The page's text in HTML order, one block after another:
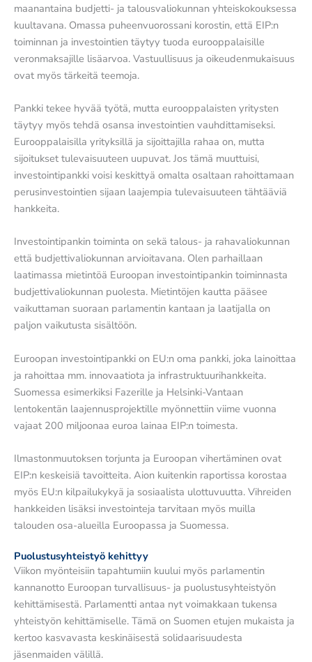
maanantaina budjetti- ja talousvaliokunnan yhteiskokouksessa
kuultavana. Omassa puheenvuorossani korostin, että EIP:n
toiminnan ja investointien täytyy tuoda eurooppalaisille
veronmaksajille lisäarvoa. Vastuullisuus ja oikeudenmukaisuus
ovat myös tärkeitä teemoja.
Pankki tekee hyvää työtä, mutta eurooppalaisten yritysten
täytyy myös tehdä osansa investointien vauhdittamiseksi.
Eurooppalaisilla yrityksillä ja sijoittajilla rahaa on, mutta
sijoitukset tulevaisuuteen uupuvat. Jos tämä muuttuisi,
investointipankki voisi keskittyä omalta osaltaan rahoittamaan
perusinvestointien sijaan laajempia tulevaisuuteen tähtääviä
hankkeita.
Investointipankin toiminta on sekä talous- ja rahavaliokunnan
että budjettivaliokunnan arvioitavana. Olen parhaillaan
laatimassa mietintöä Euroopan investointipankin toiminnasta
budjettivaliokunnan puolesta. Mietintöjen kautta pääsee
vaikuttaman suoraan parlamentin kantaan ja laatijalla on
paljon vaikutusta sisältöön.
Euroopan investointipankki on EU:n oma pankki, joka lainoittaa
ja rahoittaa mm. innovaatiota ja infrastruktuurihankkeita.
Suomessa esimerkiksi Fazerille ja Helsinki-Vantaan
lentokentän laajennusprojektille myönnettiin viime vuonna
vajaat 200 miljoonaa euroa lainaa EIP:n toimesta.
Ilmastonmuutoksen torjunta ja Euroopan vihertäminen ovat
EIP:n keskeisiä tavoitteita. Aion kuitenkin raportissa korostaa
myös EU:n kilpailukykyä ja sosiaalista ulottuvuutta. Vihreiden
hankkeiden lisäksi investointeja tarvitaan myös muilla
talouden osa-alueilla Euroopassa ja Suomessa.
Puolustusyhteistyö kehittyy
Viikon myönteisiin tapahtumiin kuului myös parlamentin
kannanotto Euroopan turvallisuus- ja puolustusyhteistyön
kehittämisestä. Parlamentti antaa nyt voimakkaan tukensa
yhteistyön kehittämiselle. Tämä on Suomen etujen mukaista ja
kertoo kasvavasta keskinäisestä solidaarisuudesta
jäsenmaiden välillä.